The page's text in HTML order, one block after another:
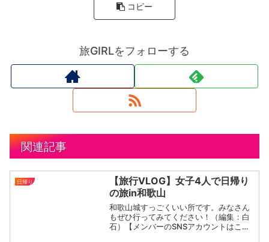
コピー
旅GIRLをフォローする
関連記事
日帰り
【旅行VLOG】女子4人で日帰り
の旅in和歌山
和歌山城すっごくいい所です。みなさん
もぜひ行ってみてください！（編集：白
石）【メンバーのSNSアカウントはこち